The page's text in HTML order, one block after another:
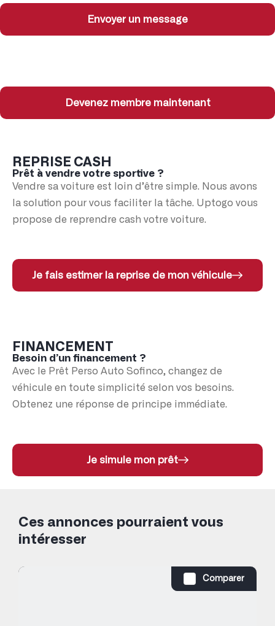
Envoyer un message
Devenez membre maintenant
REPRISE CASH
Prêt à vendre votre sportive ?
Vendre sa voiture est loin d’être simple. Nous avons
la solution pour vous faciliter la tâche. Uptogo vous
propose de reprendre cash votre voiture.
Je fais estimer la reprise de mon véhicule
FINANCEMENT
Besoin d’un financement ?
Avec le Prêt Perso Auto Sofinco, changez de
véhicule en toute simplicité selon vos besoins.
Obtenez une réponse de principe immédiate.
Je simule mon prêt
Ces annonces pourraient vous
intéresser
Comparer